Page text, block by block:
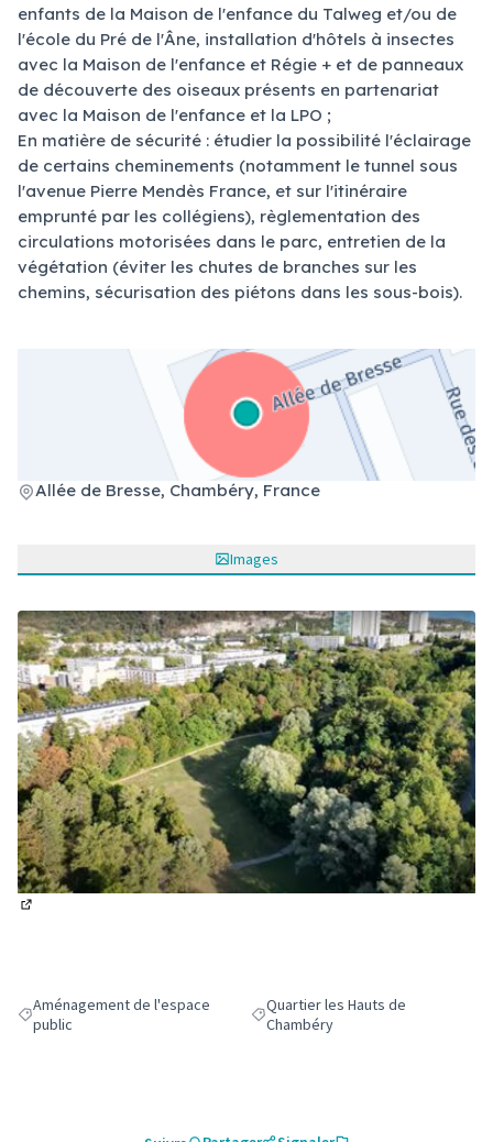
enfants de la Maison de l'enfance du Talweg et/ou de
l'école du Pré de l'Âne, installation d'hôtels à insectes
avec la Maison de l'enfance et Régie + et de panneaux
de découverte des oiseaux présents en partenariat
avec la Maison de l'enfance et la LPO ;
En matière de sécurité : étudier la possibilité l'éclairage
de certains cheminements (notamment le tunnel sous
l'avenue Pierre Mendès France, et sur l'itinéraire
emprunté par les collégiens), règlementation des
circulations motorisées dans le parc, entretien de la
végétation (éviter les chutes de branches sur les
chemins, sécurisation des piétons dans les sous-bois).
Allée de Bresse, Chambéry, France
(Lien externe)
Images
Filtrer les résultats de la catégorie : Aménagement de l'espace public
Aménagement de l'espace
public
Filtrer les résultats pour le secteur :
Quartier les Hauts de
Chambéry